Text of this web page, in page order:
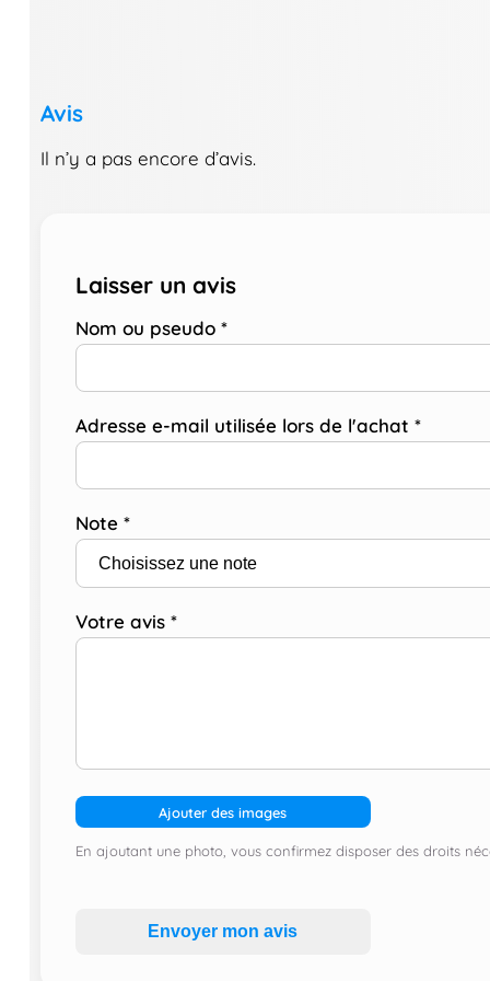
Avis
Il n’y a pas encore d’avis.
Laisser un avis
Nom ou pseudo *
Adresse e-mail utilisée lors de l'achat *
Note *
Votre avis *
Ajouter des images
En ajoutant une photo, vous confirmez disposer des droits
Envoyer mon avis